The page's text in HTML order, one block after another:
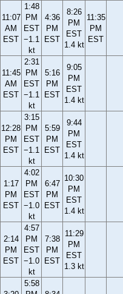
11:07
AM
EST
1:48
PM
EST
−1.1
kt
4:36
PM
EST
8:26
PM
EST
1.4 kt
11:35
PM
EST
11:45
AM
EST
2:31
PM
EST
−1.1
kt
5:16
PM
EST
9:05
PM
EST
1.4 kt
12:28
PM
EST
3:15
PM
EST
−1.1
kt
5:59
PM
EST
9:44
PM
EST
1.4 kt
1:17
PM
EST
4:02
PM
EST
−1.0
kt
6:47
PM
EST
10:30
PM
EST
1.4 kt
2:14
PM
EST
4:57
PM
EST
−1.0
kt
7:38
PM
EST
11:29
PM
EST
1.3 kt
5:58